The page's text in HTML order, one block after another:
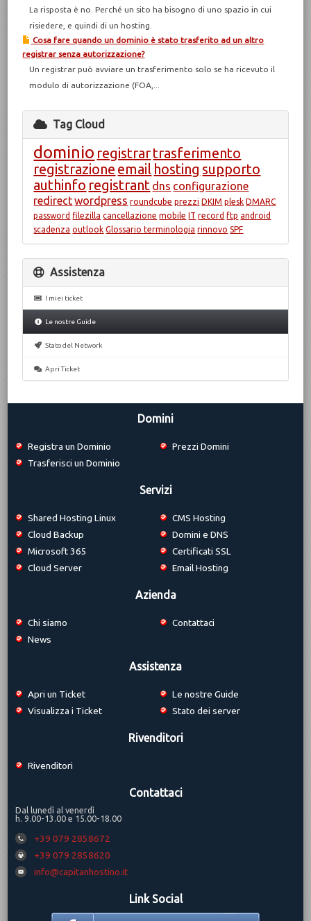
La risposta è no. Perché un sito ha bisogno di uno spazio in cui
risiedere, e quindi di un hosting.
Cosa fare quando un dominio è stato trasferito ad un altro
registrar senza autorizzazione?
Un registrar può avviare un trasferimento solo se ha ricevuto il
modulo di autorizzazione (FOA,...
Tag Cloud
dominio registrartrasferimento
registrazione email hosting supporto
authinfo registrant dns configurazione
redirectwordpress roundcube prezzi DKIM plesk DMARC
password filezilla cancellazione mobile IT record ftp android
scadenza outlook Glossario terminologia rinnovo SPF
Assistenza
I miei ticket
Le nostre Guide
Stato del Network
Apri Ticket
Domini
Registra un Dominio
Trasferisci un Dominio
Prezzi Domini
Servizi
Shared Hosting Linux
Cloud Backup
Microsoft 365
Cloud Server
CMS Hosting
Domini e DNS
Certificati SSL
Email Hosting
Azienda
Chi siamo
News
Contattaci
Assistenza
Apri un Ticket
Visualizza i Ticket
Le nostre Guide
Stato dei server
Rivenditori
Rivenditori
Contattaci
Dal lunedì al venerdì
h. 9.00-13.00 e 15.00-18.00
+39 079 2858672
+39 079 2858620
info@capitanhostino.it
Link Social